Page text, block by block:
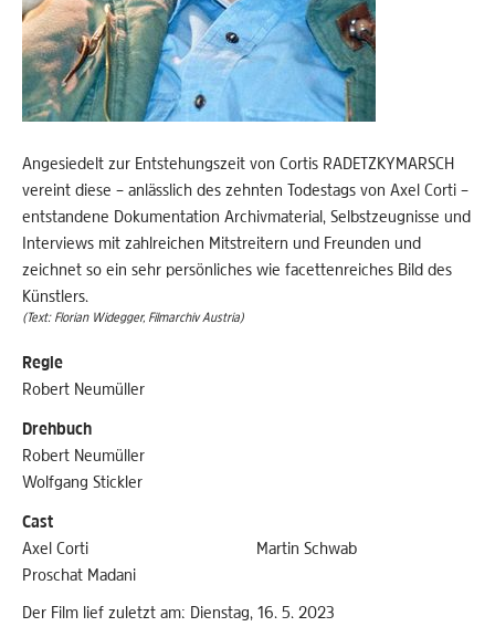
Angesiedelt zur Entstehungszeit von Cortis RADETZKYMARSCH
vereint diese – anlässlich des zehnten Todestags von Axel Corti –
entstandene Dokumentation Archivmaterial, Selbstzeugnisse und
Interviews mit zahlreichen Mitstreitern und Freunden und
zeichnet so ein sehr persönliches wie facettenreiches Bild des
Künstlers.
(Text: Florian Widegger, Filmarchiv Austria)
Regie
Robert Neumüller
Drehbuch
Robert Neumüller
Wolfgang Stickler
Cast
Axel Corti
Proschat Madani
Martin Schwab
Der Film lief zuletzt am: Dienstag, 16. 5. 2023